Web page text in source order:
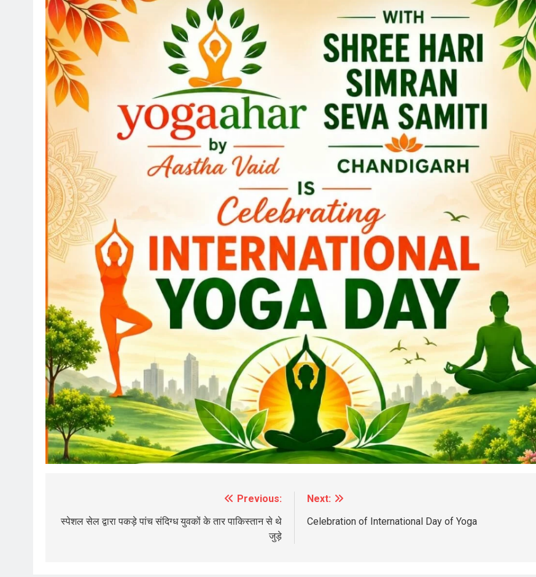
navigation
Previous:
स्पेशल सेल द्वारा पकड़े पांच संदिग्ध युवकों के तार पाकिस्तान से थे
जुड़े
Next:
Celebration of International Day of Yoga
CRIME चंडीगढ़
अल्का को चोर ने समझा हल्का मोटर चुराई फिर
की सेंध पब्लिक ने दबोचा किया पुलिस हवाले
21 hours ago